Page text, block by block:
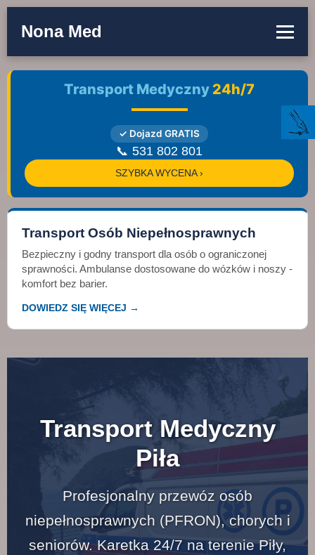
Nona Med
Transport Medyczny 24h/7
✓ Dojazd GRATIS
📞 531 802 801
SZYBKA WYCENA ›
Transport Osób Niepełnosprawnych
Bezpieczny i godny transport dla osób o ograniczonej
sprawności. Ambulanse dostosowane do wózków i noszy -
komfort bez barier.
DOWIEDZ SIĘ WIĘCEJ →
Transport Medyczny
Piła
Profesjonalny przewóz osób
niepełnosprawnych (PFRON), chorych i
seniorów. Karetka 24/7 na terenie Piły,